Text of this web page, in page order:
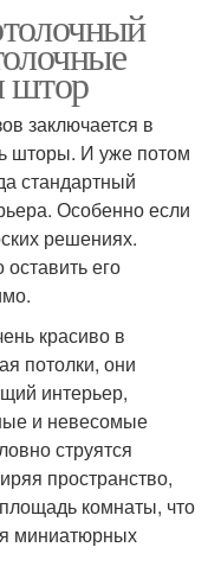
штор
заключается в
шторы. И уже потом
стандартный
Особенно если
решениях.
его
красиво в
потолки, они
интерьер,
и невесомые
струятся
пространство,
комнаты, что
миниатюрных